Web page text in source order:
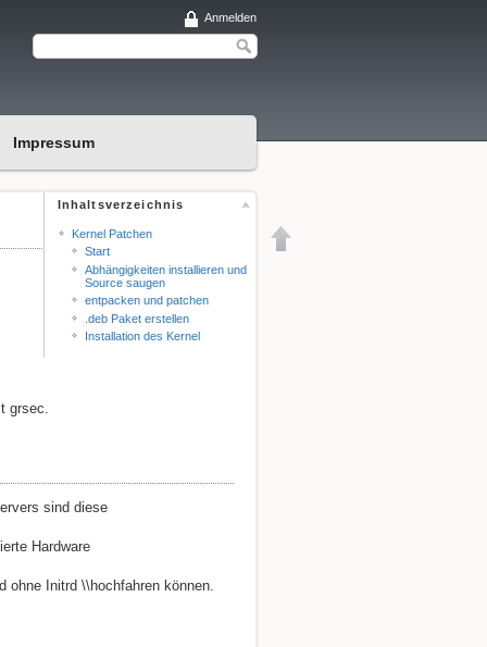
Anmelden
Impressum
Inhaltsverzeichnis
Kernel Patchen
Start
Abhängigkeiten installieren und
Source saugen
entpacken und patchen
.deb Paket erstellen
Installation des Kernel
grsec.
sind diese
Hardware
Initrd \\hochfahren können.